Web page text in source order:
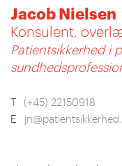
Jacob Nielsen
Konsulent,
Patientsikkerhed i
T (+45) 22150918
E